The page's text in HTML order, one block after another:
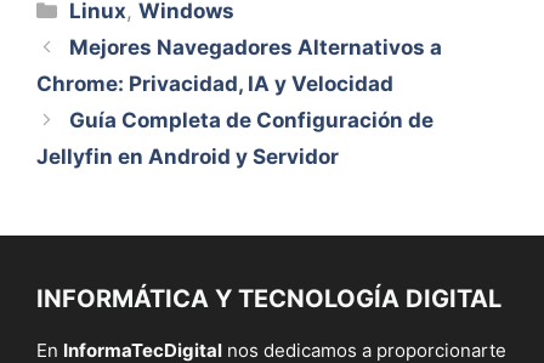
Categorías
Linux,Windows
Mejores Navegadores Alternativos a
Chrome: Privacidad, IA y Velocidad
Guía Completa de Configuración de
Jellyfin en Android y Servidor
INFORMÁTICA Y TECNOLOGÍA DIGITAL
En InformaTecDigital nos dedicamos a proporcionarte